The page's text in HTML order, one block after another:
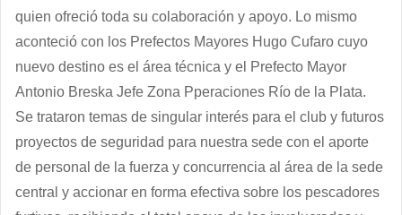
quien ofreció toda su colaboración y apoyo. Lo mismo
aconteció con los Prefectos Mayores Hugo Cufaro cuyo
nuevo destino es el área técnica y el Prefecto Mayor
Antonio Breska Jefe Zona Pperaciones Río de la Plata.
Se trataron temas de singular interés para el club y futuros
proyectos de seguridad para nuestra sede con el aporte
de personal de la fuerza y concurrencia al área de la sede
central y accionar en forma efectiva sobre los pescadores